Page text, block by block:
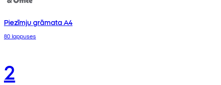
Piezīmju grāmata A4
80 lappuses
2